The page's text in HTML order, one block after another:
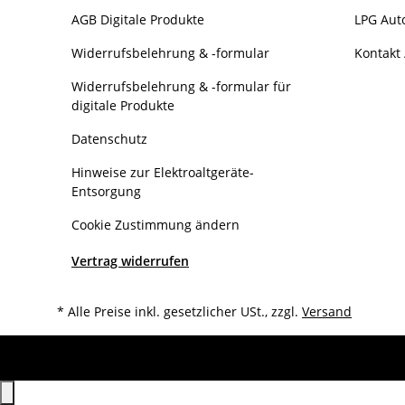
AGB Digitale Produkte
Widerrufsbelehrung & -formular
Widerrufsbelehrung & -formular für
digitale Produkte
Datenschutz
Hinweise zur Elektroaltgeräte-
Entsorgung
Cookie Zustimmung ändern
Vertrag widerrufen
LPG
Kontakt
* Alle Preise inkl. gesetzlicher USt., zzgl. Versand